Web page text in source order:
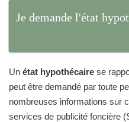
Je demande l'état
Un état hypothécaire se
peut être demandé par toute
nombreuses informations sur
services de publicité foncière